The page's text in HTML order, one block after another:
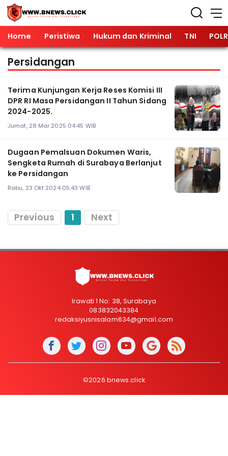
Home Peristiwa Hukum dan Kriminal TNI
Persidangan
Terima Kunjungan Kerja Reses Komisi III
DPR RI Masa Persidangan II Tahun Sidang
2024-2025.
Jumat, 28 Mar 2025 04:45 WIB
Dugaan Pemalsuan Dokumen Waris,
Sengketa Rumah di Surabaya Berlanjut
ke Persidangan
Rabu, 23 Okt 2024 05:43 WIB
Previous 1 Next
Irawati 1 No: 38, Surabaya
083832043384
redaksiyusnisalam634@gmail.com
©2026 bnews.click